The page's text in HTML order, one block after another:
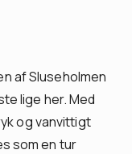
af Sluseholmen
lige her. Med
og vanvittigt
som en tur